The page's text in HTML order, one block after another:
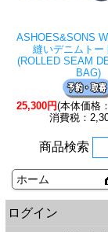
ASHOES&SONS
縫いデニムトー
(ROLLED SEAM
BAG)
25,300円(本体価格
消費税：
商品検索
ホーム
ログイン